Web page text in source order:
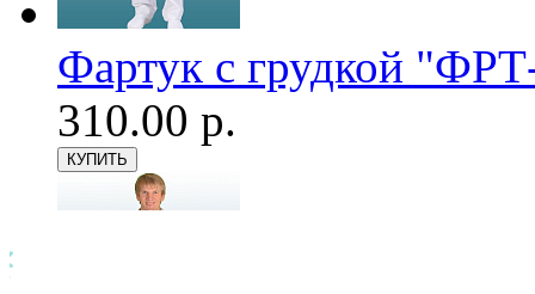
Фартук с грудкой
310.00 р.